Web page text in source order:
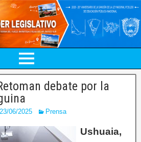
debate por la
23/06/2025 Prensa
Ushuaia,